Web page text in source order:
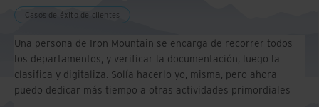
Asia and Pacific
Europe and Southern Africa
Middle East North Africa And Turkey
North America
Casos de éxito de clientes
Una persona de Iron Mountain se encarga de recorrer todos
los departamentos, y verificar la documentación, luego la
clasifica y digitaliza. Solía hacerlo yo, misma, pero ahora
puedo dedicar más tiempo a otras actividades primordiales